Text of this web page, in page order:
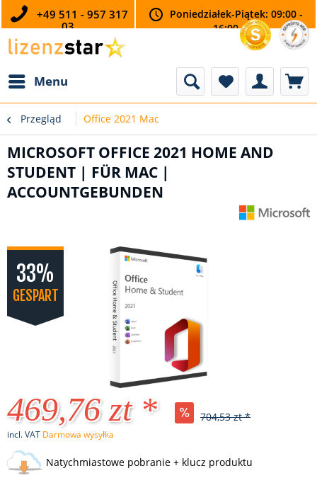
+49 511 - 957 317
03
Poniedziałek-Piątek: 09:00 -
16:00
Menu
Przegląd Office 2021 Mac
MICROSOFT OFFICE 2021 HOME AND
STUDENT | FÜR MAC |
ACCOUNTGEBUNDEN
33%
GESPART
469,76 zt * 704,53 zt *
incl. VAT Darmowa wysyłka
Natychmiastowe pobranie + klucz produktu